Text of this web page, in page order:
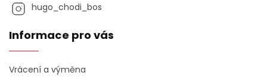
hugo_chodi_bos
Informace pro vás
Vrácení a výměna